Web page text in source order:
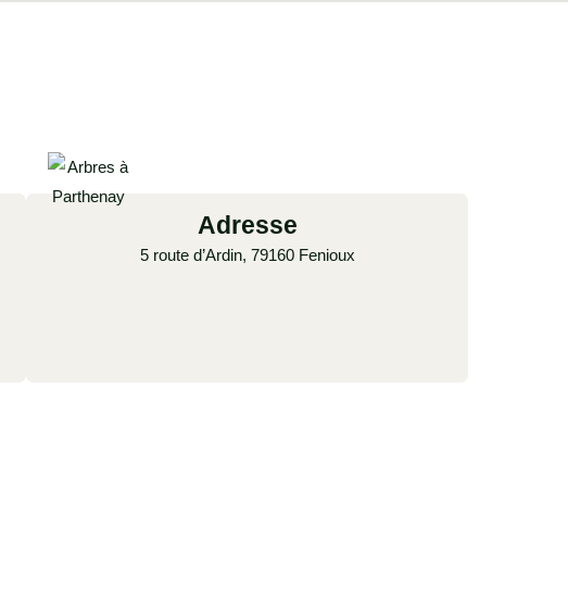
Adresse
5 route d’Ardin, 79160 Fenioux